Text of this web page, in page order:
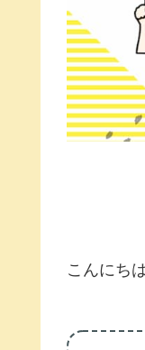
こんにち